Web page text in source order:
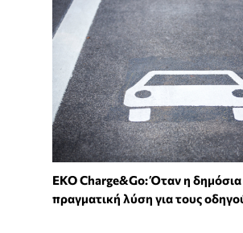
EKO Charge&Go: Όταν η δημόσια
πραγματική λύση για τους